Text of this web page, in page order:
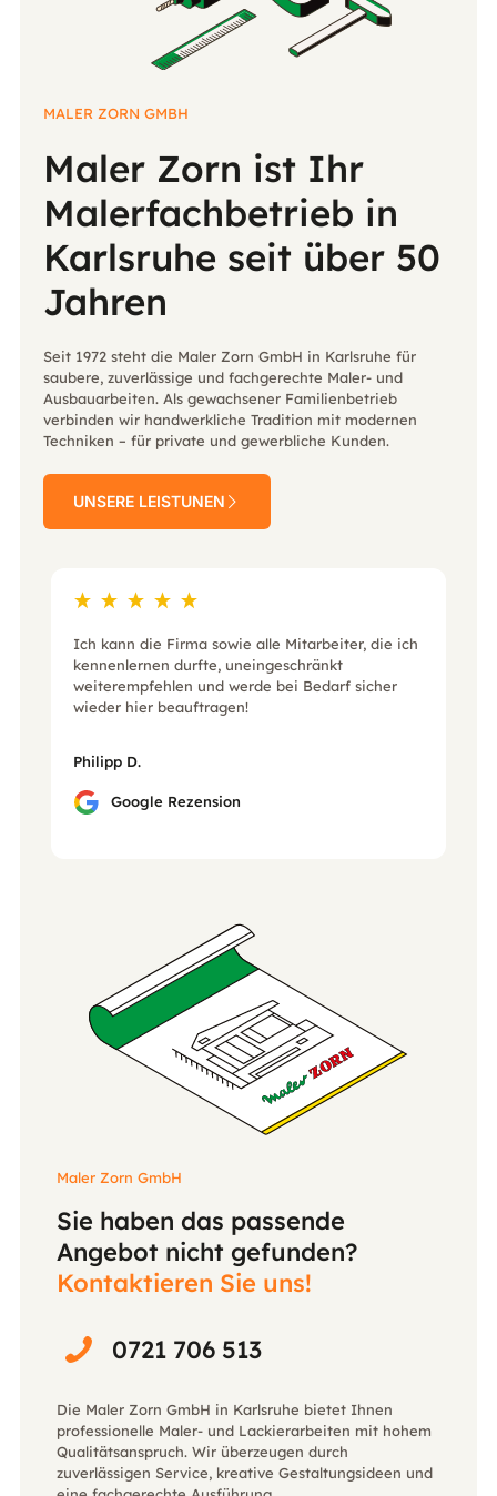
MALER ZORN GMBH
Maler Zorn ist Ihr
Malerfachbetrieb in
Karlsruhe seit über 50
Jahren
Seit 1972 steht die Maler Zorn GmbH in Karlsruhe für
saubere, zuverlässige und fachgerechte Maler- und
Ausbauarbeiten. Als gewachsener Familienbetrieb
verbinden wir handwerkliche Tradition mit modernen
Techniken – für private und gewerbliche Kunden.
UNSERE LEISTUNEN
Ich kann die Firma sowie alle Mitarbeiter, die ich
kennenlernen durfte, uneingeschränkt
weiterempfehlen und werde bei Bedarf sicher
wieder hier beauftragen!
Philipp D.
Google Rezension
Maler Zorn GmbH
Sie haben das passende
Angebot nicht gefunden?
Kontaktieren Sie uns!
0721 706 513
Die Maler Zorn GmbH in Karlsruhe bietet Ihnen
professionelle Maler- und Lackierarbeiten mit hohem
Qualitätsanspruch. Wir überzeugen durch
zuverlässigen Service, kreative Gestaltungsideen und